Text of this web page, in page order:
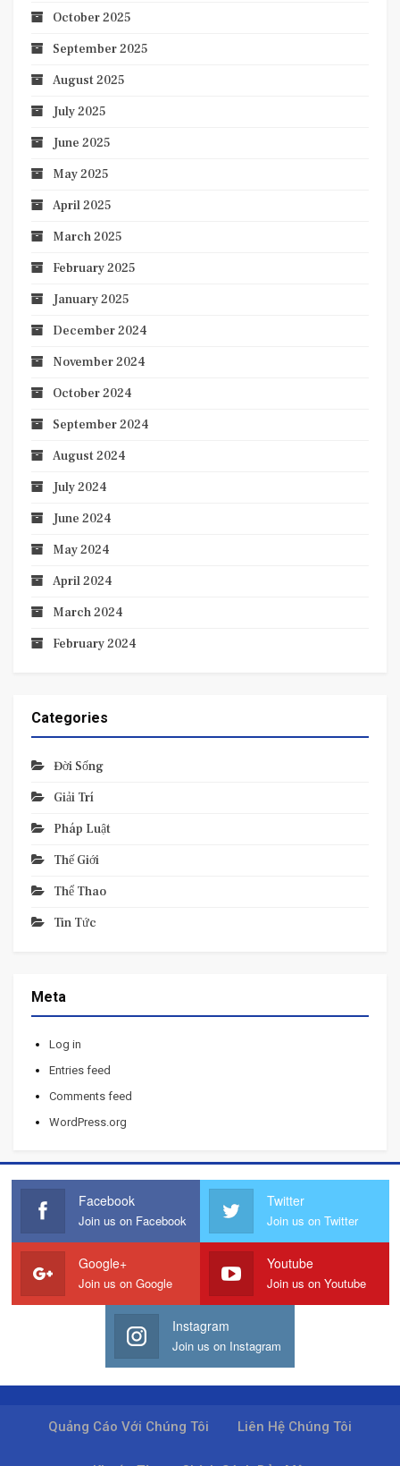
October 2025
September 2025
August 2025
July 2025
June 2025
May 2025
April 2025
March 2025
February 2025
January 2025
December 2024
November 2024
October 2024
September 2024
August 2024
July 2024
June 2024
May 2024
April 2024
March 2024
February 2024
Categories
Đời Sống
Giải Trí
Pháp Luật
Thế Giới
Thể Thao
Tin Tức
Meta
Log in
Entries feed
Comments feed
WordPress.org
Facebook
Join us on Facebook
Twitter
Join us on Twitter
Google+
Join us on Google
Youtube
Join us on Youtube
Instagram
Join us on Instagram
Quảng Cáo Với Chúng Tôi Liên Hệ Chúng Tôi